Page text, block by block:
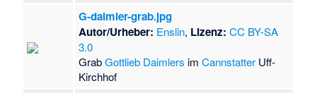
G-daimler-grab.jpg
Autor/Urheber: Enslin, Lizenz: CC BY-SA
3.0
GrabGottlieb Daimlers imCannstatter Uff-
Kirchhof